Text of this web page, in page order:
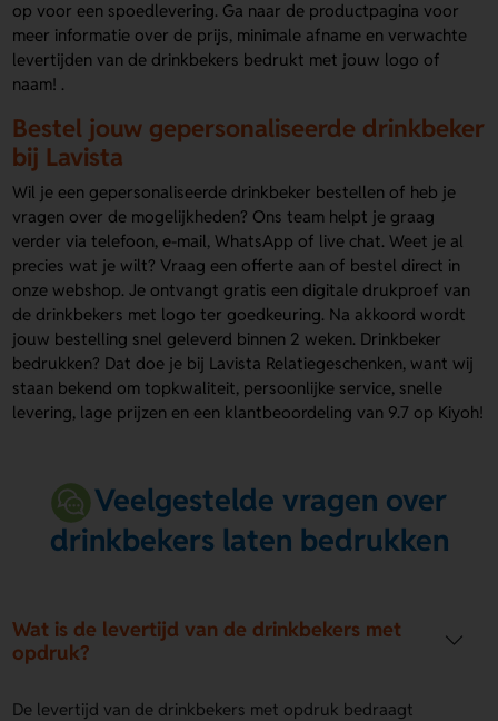
op voor een spoedlevering. Ga naar de productpagina voor
meer informatie over de prijs, minimale afname en verwachte
levertijden van de drinkbekers bedrukt met jouw logo of
naam! .
Bestel jouw gepersonaliseerde drinkbeker
bij Lavista
Wil je een gepersonaliseerde drinkbeker bestellen of heb je
vragen over de mogelijkheden? Ons team helpt je graag
verder via telefoon, e-mail, WhatsApp of live chat. Weet je al
precies wat je wilt? Vraag een offerte aan of bestel direct in
onze webshop. Je ontvangt gratis een digitale drukproef van
de drinkbekers met logo ter goedkeuring. Na akkoord wordt
jouw bestelling snel geleverd binnen 2 weken. Drinkbeker
bedrukken? Dat doe je bij Lavista Relatiegeschenken, want wij
staan bekend om topkwaliteit, persoonlijke service, snelle
levering, lage prijzen en een klantbeoordeling van 9.7 op Kiyoh!
Veelgestelde vragen over
drinkbekers laten bedrukken
Wat is de levertijd van de drinkbekers met
opdruk?
De levertijd van de drinkbekers met opdruk bedraagt